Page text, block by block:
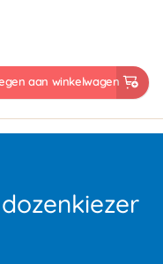
aan winkelwagen